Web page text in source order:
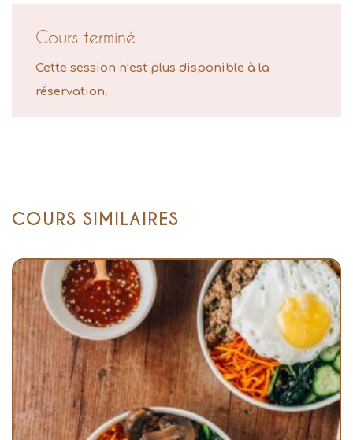
Cours terminé
Cette session n’est plus disponible à la
réservation.
COURS SIMILAIRES